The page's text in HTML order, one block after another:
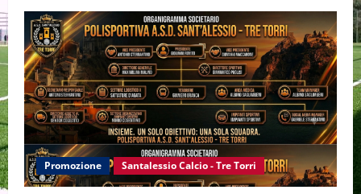
Promozione Santalessio Calcio - Tre Torri